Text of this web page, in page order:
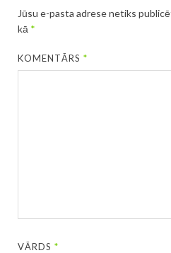
Jūsu e-pasta adrese netiks
kā *
KOMENTĀRS*
VĀRDS*